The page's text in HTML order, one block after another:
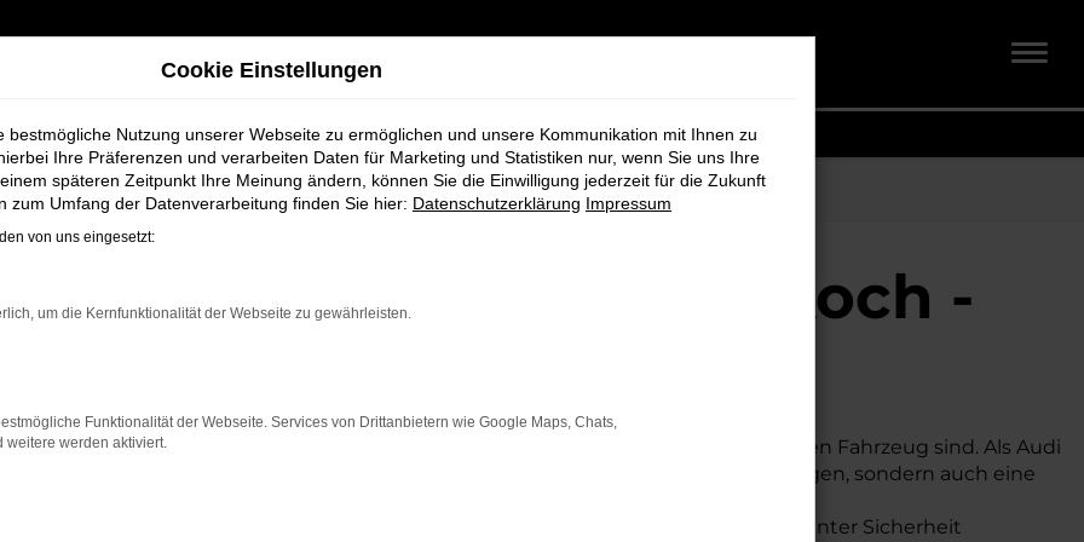
bei Schmidt + Koch - Ihr Audi Autohaus
bei Schmidt + Koch -
die auf der Suche nach einem modernen, zuverlässigen und gut ausgestatteten Fahrzeug sind. Als Audi
und Niedersachsen bieten wir Ihnen nicht nur eine große Auswahl an Neuwagen, sondern auch eine
ist.
das mit modernster Technologie, herausragendem Fahrkomfort und exzellenter Sicherheit
Cookie Einstellungen
bestmögliche Nutzung unserer Webseite zu ermöglichen und unsere Kommunikation mit Ihnen zu
Ihre Präferenzen und verarbeiten Daten für Marketing und Statistiken nur, wenn Sie uns Ihre
späteren Zeitpunkt Ihre Meinung ändern, können Sie die Einwilligung jederzeit für die Zukunft
zum Umfang der Datenverarbeitung finden Sie hier: Datenschutzerklärung Impressum
von uns eingesetzt:
um die Kernfunktionalität der Webseite zu gewährleisten.
Funktionalität der Webseite. Services von Drittanbietern wie Google Maps, Chats,
weitere werden aktiviert.